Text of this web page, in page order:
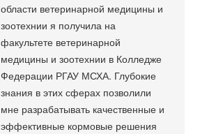
области ветеринарной медицины и
зоотехнии я получила на
факультете ветеринарной
медицины и зоотехнии в Колледже
Федерации РГАУ МСХА. Глубокие
знания в этих сферах позволили
мне разрабатывать качественные и
эффективные кормовые решения